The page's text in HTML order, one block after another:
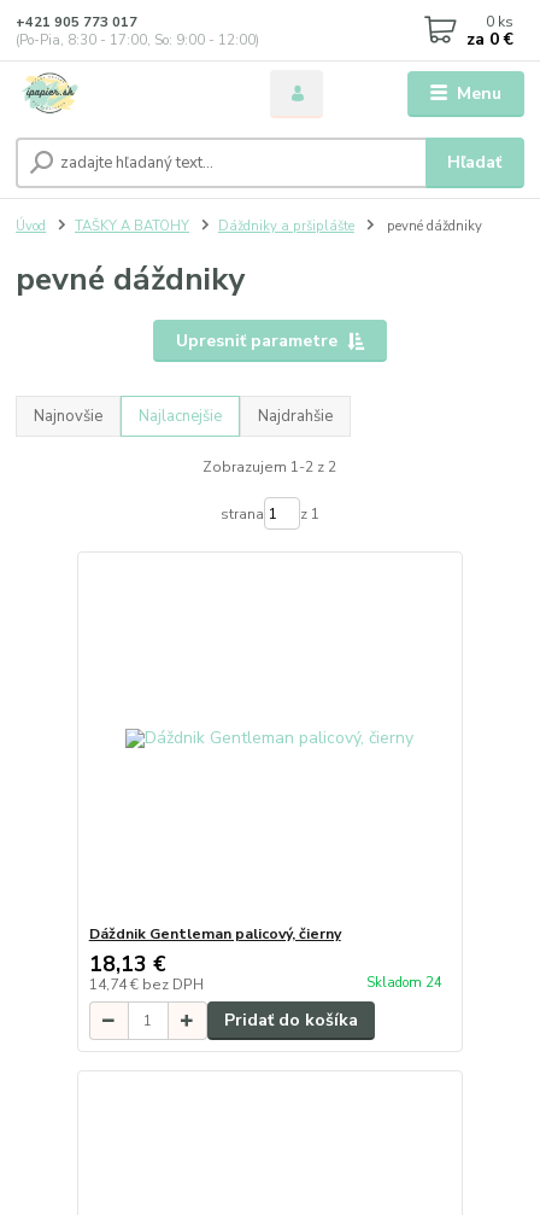
Menu
Hľadať
+421 905 773 017
(Po-Pia, 8:30 - 17:00, So: 9:00 - 12:00)
0 ks
za 0 €
Úvod TAŠKY A BATOHY Dáždniky a pršiplášte pevné dáždniky
pevné dáždniky
Upresniť parametre
Najnovšie Najlacnejšie Najdrahšie
Zobrazujem 1-2 z 2
strana z 1
Dáždnik Gentleman palicový, čierny
18,13 €
14,74 € bez DPH Skladom 24
Pridať do košíka